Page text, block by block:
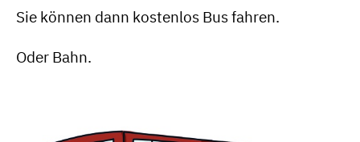
Sie können dann kostenlos Bus fahren.
Oder Bahn.